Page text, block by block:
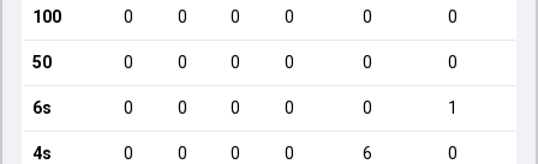
100 0 0 0 0 0 0
50 0 0 0 0 0 0
6s 0 0 0 0 0 1
4s 0 0 0 0 6 0